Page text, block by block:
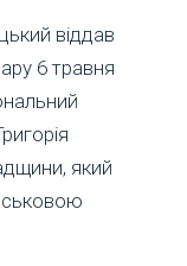
віддав
6 травня
який